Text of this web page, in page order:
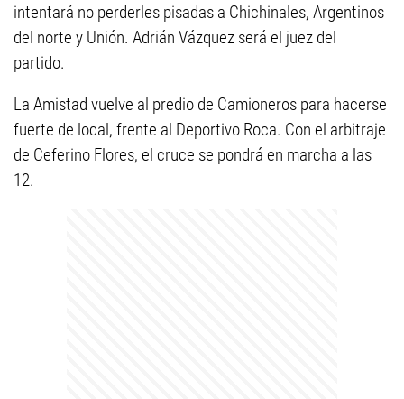
intentará no perderles pisadas a Chichinales, Argentinos
del norte y Unión. Adrián Vázquez será el juez del
partido.
La Amistad vuelve al predio de Camioneros para hacerse
fuerte de local, frente al Deportivo Roca. Con el arbitraje
de Ceferino Flores, el cruce se pondrá en marcha a las
12.